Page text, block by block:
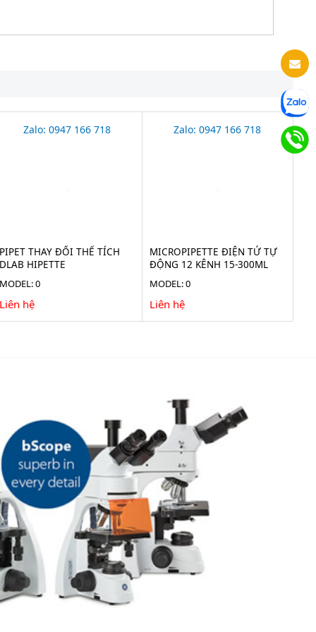
Zalo: 0947 166 718
PIPET THAY ĐỔI THỂ TÍCH
DLAB HIPETTE
MODEL: 0
Liên hệ
Zalo: 0947 166 718
MICROPIPETTE ĐIỆN TỬ TỰ
ĐỘNG 12 KÊNH 15-300ΜL
MODEL: 0
Liên hệ